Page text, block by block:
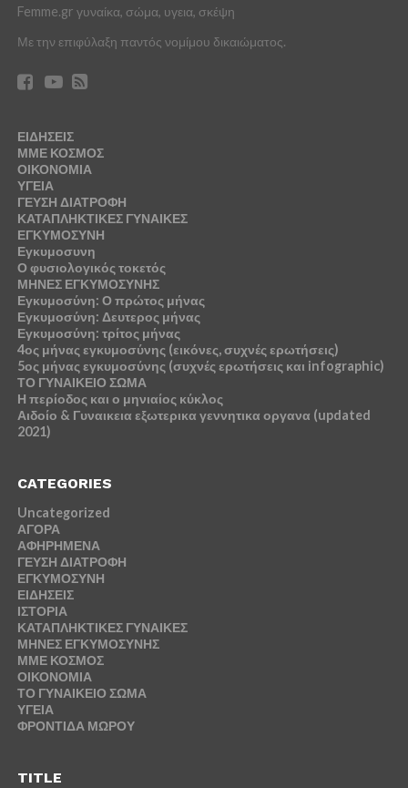
Femme.gr γυναίκα, σώμα, υγεια, σκέψη
Με την επιφύλαξη παντός νομίμου δικαιώματος.
ΕΙΔΗΣΕΙΣ
ΜΜΕ ΚΟΣΜΟΣ
ΟΙΚΟΝΟΜΙΑ
ΥΓΕΙΑ
ΓΕΥΣΗ ΔΙΑΤΡΟΦΗ
ΚΑΤΑΠΛΗΚΤΙΚΕΣ ΓΥΝΑΙΚΕΣ
ΕΓΚΥΜΟΣΥΝΗ
Εγκυμοσυνη
Ο φυσιολογικός τοκετός
ΜΗΝΕΣ ΕΓΚΥΜΟΣΥΝΗΣ
Εγκυμοσύνη: Ο πρώτος μήνας
Εγκυμοσύνη: Δευτερος μήνας
Εγκυμοσύνη: τρίτος μήνας
4ος μήνας εγκυμοσύνης (εικόνες, συχνές ερωτήσεις)
5ος μήνας εγκυμοσύνης (συχνές ερωτήσεις και infographic)
ΤΟ ΓΥΝΑΙΚΕΙΟ ΣΩΜΑ
Η περίοδος και ο μηνιαίος κύκλος
Αιδοίο & Γυναικεια εξωτερικα γεννητικα οργανα (updated
2021)
CATEGORIES
Uncategorized
ΑΓΟΡΑ
ΑΦΗΡΗΜΕΝΑ
ΓΕΥΣΗ ΔΙΑΤΡΟΦΗ
ΕΓΚΥΜΟΣΥΝΗ
ΕΙΔΗΣΕΙΣ
ΙΣΤΟΡΙΑ
ΚΑΤΑΠΛΗΚΤΙΚΕΣ ΓΥΝΑΙΚΕΣ
ΜΗΝΕΣ ΕΓΚΥΜΟΣΥΝΗΣ
ΜΜΕ ΚΟΣΜΟΣ
ΟΙΚΟΝΟΜΙΑ
ΤΟ ΓΥΝΑΙΚΕΙΟ ΣΩΜΑ
ΥΓΕΙΑ
ΦΡΟΝΤΙΔΑ ΜΩΡΟΥ
TITLE